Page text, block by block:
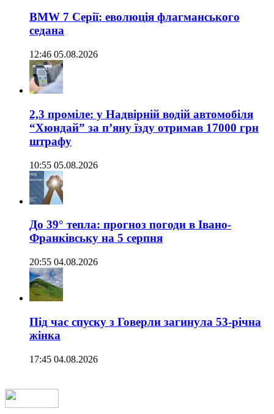
BMW 7 Серії: еволюція флагманського
седана
12:46 05.08.2026
2,3 проміле: у Надвірній водій автомобіля
“Хюндай” за п’яну їзду отримав 17000 грн
штрафу
10:55 05.08.2026
До 39° тепла: прогноз погоди в Івано-
Франківську на 5 серпня
20:55 04.08.2026
Під час спуску з Говерли загинула 53-річна
жінка
17:45 04.08.2026